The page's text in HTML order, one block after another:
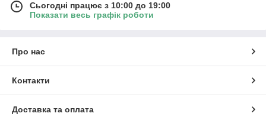
Сьогодні працює з 10:00 до 19:00
Показати весь графік роботи
Про нас
Контакти
Доставка та оплата